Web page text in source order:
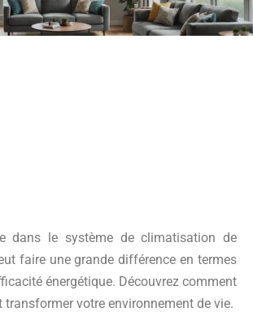
dans le système de climatisation de
faire une grande différence en termes
énergétique. Découvrez comment
transformer votre environnement de vie.